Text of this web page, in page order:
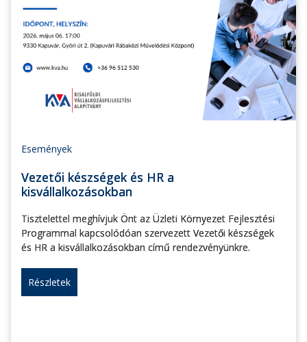
Események
Vezetői készségek és HR a
kisvállalkozásokban
Tisztelettel meghívjuk Önt az Üzleti Környezet Fejlesztési
Programmal kapcsolódóan szervezett Vezetői készségek
és HR a kisvállalkozásokban című rendezvényünkre.
Részletek